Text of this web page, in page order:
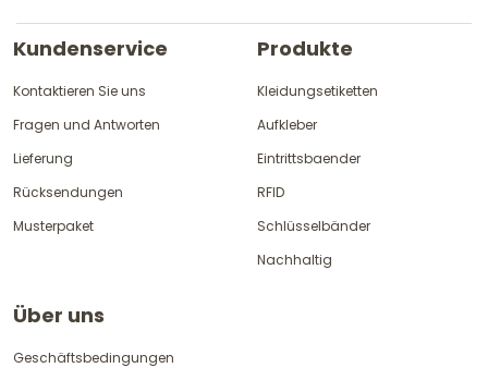
Kundenservice
Kontaktieren Sie uns
Fragen und Antworten
Lieferung
Rücksendungen
Musterpaket
Produkte
Kleidungsetiketten
Aufkleber
Eintrittsbaender
RFID
Schlüsselbänder
Nachhaltig
Über uns
Geschäftsbedingungen